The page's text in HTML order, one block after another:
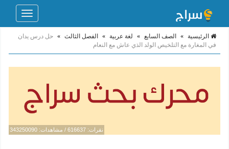
Toggle
الرئيسية » الصف السابع » لغة عربية » الفصل الثالث » حل درس يدان
في المغارة مع التلخيص الولد الذي عاش مع النعام
نقرات: 616637 / مشاهدات: 343250090